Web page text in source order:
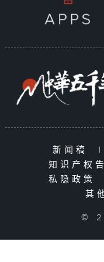
新闻稿 |
知识产权
私隐政策
其
©